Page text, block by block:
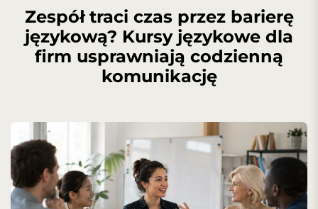
Zespół traci czas przez barierę
językową? Kursy językowe dla
firm usprawniają codzienną
komunikację